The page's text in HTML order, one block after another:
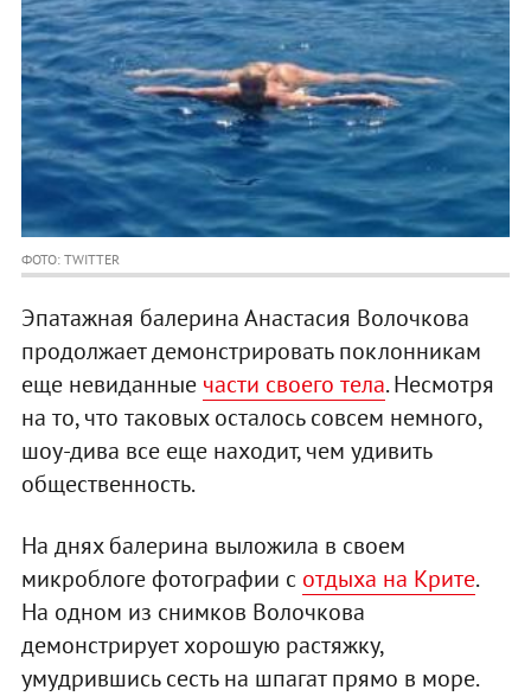
ФОТО: TWITTER
Эпатажная балерина Анастасия Волочкова
продолжает демонстрировать поклонникам
еще невиданные части своего тела. Несмотря
на то, что таковых осталось совсем немного,
шоу-дива все еще находит, чем удивить
общественность.
На днях балерина выложила в своем
микроблоге фотографии с отдыха на Крите.
На одном из снимков Волочкова
демонстрирует хорошую растяжку,
умудрившись сесть на шпагат прямо в море.